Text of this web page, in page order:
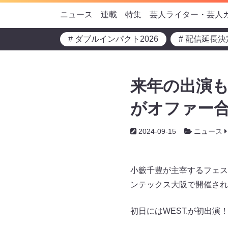
ニュース 連載 特集 芸人ライター・芸人
# ダブルインパクト2026 # 配信延長決
来年の出演
がオファー
2024-09-15 ニュース
小籔千豊が主宰するフェ
ンテックス大阪で開催さ
初日にはWEST.が初出演